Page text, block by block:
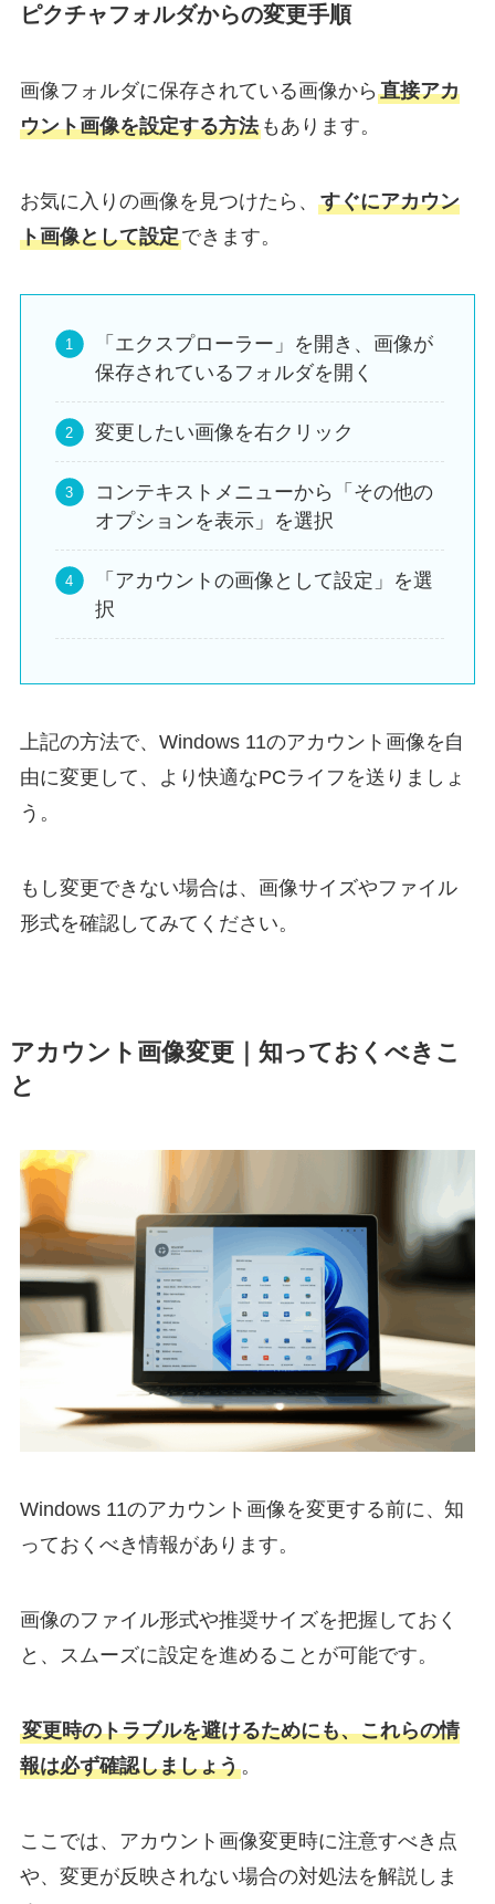
ピクチャフォルダからの変更手順
画像フォルダに保存されている画像から 直接アカ
ウント画像を設定する方法もあります。
お気に入りの画像を見つけたら、 すぐにアカウン
ト画像として設定できます。
「エクスプローラー」を開き、画像が
保存されているフォルダを開く
変更したい画像を右クリック
コンテキストメニューから「その他の
オプションを表示」を選択
「アカウントの画像として設定」を選
択
上記の方法で、Windows 11のアカウント画像を自
由に変更して、より快適なPCライフを送りましょ
う。
もし変更できない場合は、画像サイズやファイル
形式を確認してみてください。
アカウント画像変更｜知っておくべきこ
と
Windows 11のアカウント画像を変更する前に、知
っておくべき情報があります。
画像のファイル形式や推奨サイズを把握しておく
と、スムーズに設定を進めることが可能です。
変更時のトラブルを避けるためにも、これらの情
報は必ず確認しましょう。
ここでは、アカウント画像変更時に注意すべき点
や、変更が反映されない場合の対処法を解説しま